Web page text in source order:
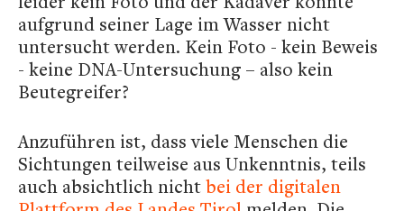
aufgrund seiner Lage im Wasser nicht
untersucht werden. Kein Foto - kein Beweis
- keine DNA-Untersuchung – also kein
Beutegreifer?
Anzuführen ist, dass viele Menschen die
Sichtungen teilweise aus Unkenntnis, teils
auch absichtlich nichtbei der digitalen